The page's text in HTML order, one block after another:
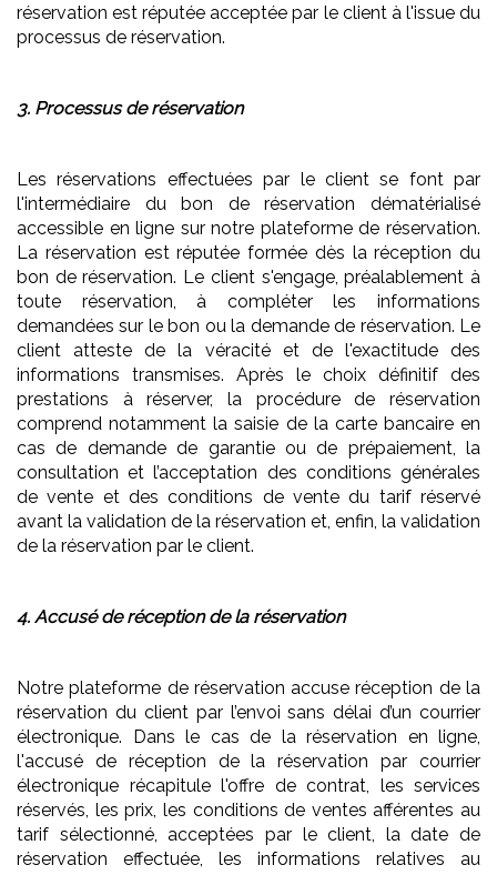
réservation est réputée acceptée par le client à l'issue du
processus de réservation.
3. Processus de réservation
Les réservations effectuées par le client se font par
l'intermédiaire du bon de réservation dématérialisé
accessible en ligne sur notre plateforme de réservation.
La réservation est réputée formée dès la réception du
bon de réservation. Le client s'engage, préalablement à
toute réservation, à compléter les informations
demandées sur le bon ou la demande de réservation. Le
client atteste de la véracité et de l'exactitude des
informations transmises. Après le choix définitif des
prestations à réserver, la procédure de réservation
comprend notamment la saisie de la carte bancaire en
cas de demande de garantie ou de prépaiement, la
consultation et l’acceptation des conditions générales
de vente et des conditions de vente du tarif réservé
avant la validation de la réservation et, enfin, la validation
de la réservation par le client.
4. Accusé de réception de la réservation
Notre plateforme de réservation accuse réception de la
réservation du client par l’envoi sans délai d’un courrier
électronique. Dans le cas de la réservation en ligne,
l'accusé de réception de la réservation par courrier
électronique récapitule l'offre de contrat, les services
réservés, les prix, les conditions de ventes afférentes au
tarif sélectionné, acceptées par le client, la date de
réservation effectuée, les informations relatives au